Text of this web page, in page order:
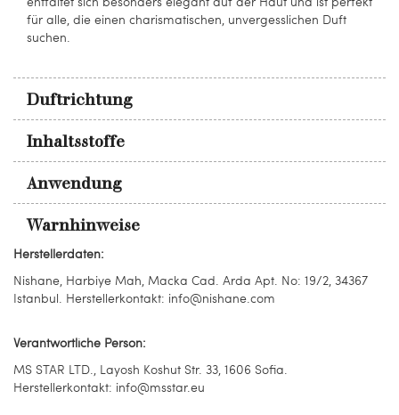
für alle, die einen charismatischen, unvergesslichen Duft
suchen.
Duftrichtung
Inhaltsstoffe
Anwendung
Warnhinweise
Herstellerdaten:
Nishane, Harbiye Mah, Macka Cad. Arda Apt. No: 19/2, 34367
Istanbul. Herstellerkontakt: info@nishane.com
Verantwortliche Person:
MS STAR LTD., Layosh Koshut Str. 33, 1606 Sofia.
Herstellerkontakt: info@msstar.eu